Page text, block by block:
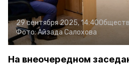
29 сентября 2025, 14:40
Фото:Айзада Салохова
На внеочередном